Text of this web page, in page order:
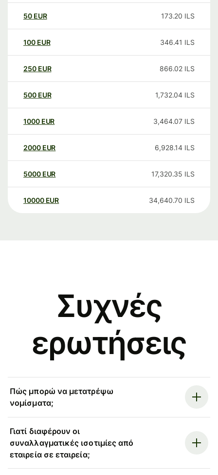
50 EUR 173.20 ILS
100 EUR 346.41 ILS
250 EUR 866.02 ILS
500 EUR 1,732.04 ILS
1000 EUR 3,464.07 ILS
2000 EUR 6,928.14 ILS
5000 EUR 17,320.35 ILS
10000 EUR 34,640.70 ILS
Συχνές
ερωτήσεις
Πώς μπορώ να μετατρέψω
νομίσματα;
Γιατί διαφέρουν οι
συναλλαγματικές ισοτιμίες από
εταιρεία σε εταιρεία;